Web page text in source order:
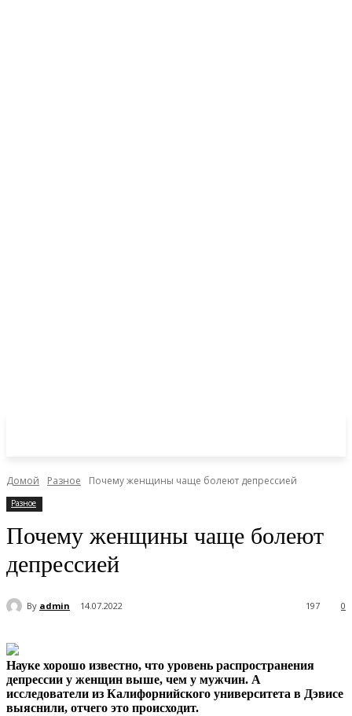
Домой Разное Почему женщины чаще болеют депрессией
Разное
Почему женщины чаще болеют
депрессией
By admin 14.07.2022 0
197
Науке хорошо известно, что уровень распространения
депрессии у женщин выше, чем у мужчин. А
исследователи из Калифорнийского университета в Дэвисе
выяснили, отчего это происходит.